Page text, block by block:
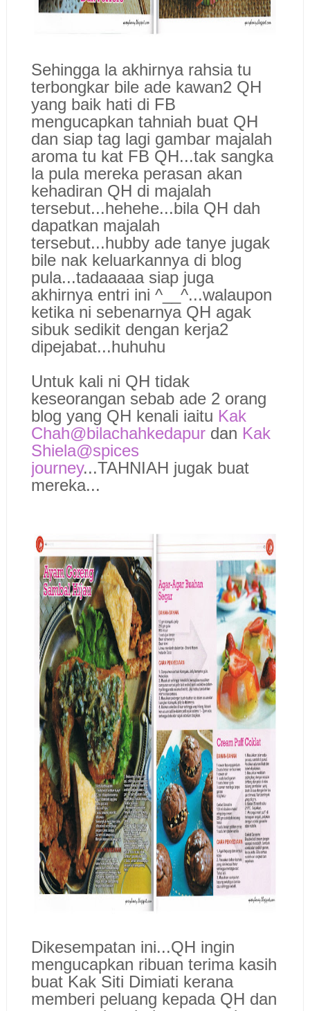
Sehingga la akhirnya rahsia tu
terbongkar bile ade kawan2 QH
yang baik hati di FB
mengucapkan tahniah buat QH
dan siap tag lagi gambar majalah
aroma tu kat FB QH...tak sangka
la pula mereka perasan akan
kehadiran QH di majalah
tersebut...hehehe...bila QH dah
dapatkan majalah
tersebut...hubby ade tanye jugak
bile nak keluarkannya di blog
pula...tadaaaaa siap juga
akhirnya entri ini ^__^...walaupon
ketika ni sebenarnya QH agak
sibuk sedikit dengan kerja2
dipejabat...huhuhu
Untuk kali ni QH tidak
keseorangan sebab ade 2 orang
blog yang QH kenali iaitu Kak
Chah@bilachahkedapurdan Kak
Shiela@spices
journey...TAHNIAH jugak buat
mereka...
Dikesempatan ini...QH ingin
mengucapkan ribuan terima kasih
buat Kak Siti Dimiati kerana
memberi peluang kepada QH dan